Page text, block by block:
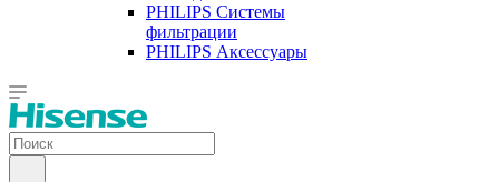
PHILIPS Системы
фильтрации
PHILIPS Аксессуары